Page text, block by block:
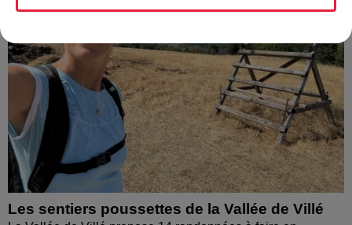
Les sentiers poussettes de la Vallée de Villé